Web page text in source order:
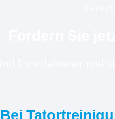
Bei